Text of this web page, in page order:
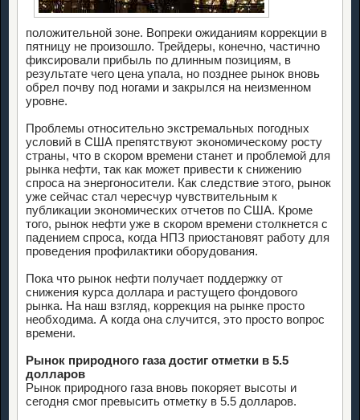
положительной зоне. Вопреки ожиданиям коррекции в
пятницу не произошло. Трейдеры, конечно, частично
фиксировали прибыль по длинным позициям, в
результате чего цена упала, но позднее рынок вновь
обрел почву под ногами и закрылся на неизменном
уровне.
Проблемы относительно экстремальных погодных
условий в США препятствуют экономическому росту
страны, что в скором времени станет и проблемой для
рынка нефти, так как может привести к снижению
спроса на энергоносители. Как следствие этого, рынок
уже сейчас стал чересчур чувствительным к
публикации экономических отчетов по США. Кроме
того, рынок нефти уже в скором времени столкнется с
падением спроса, когда НПЗ приостановят работу для
проведения профилактики оборудования.
Пока что рынок нефти получает поддержку от
снижения курса доллара и растущего фондового
рынка. На наш взгляд, коррекция на рынке просто
необходима. А когда она случится, это просто вопрос
времени.
Рынок природного газа достиг отметки в 5.5
долларов
Рынок природного газа вновь покоряет высоты и
сегодня смог превысить отметку в 5.5 долларов.